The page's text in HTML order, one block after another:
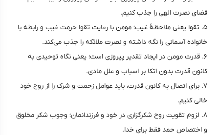
قضای نصرت الهی را جذب کنیم.
۵. تقوا یعنی ملاحظهٔ غیب؛ مومن با رعایت تقوا حرمت غیب و رابطه با
خانواده آسمانی را نگه داشته و نصرت ملائکه را جذب می‌کند.
۶. قدرت مومن در ایجاد تقدیر پیروزی است؛ یعنی نگاه توحیدی به
کانون قدرت بدون اتکا بر اسباب و علل مادی.
۷. برای اتصال به کانون‌ قدرت، باید عوامل زحمت و شرک را از روح خود
خالی کنیم.
۸. لزوم تقویت روح شکرگزاری در خود و فرزندانمان؛ وجوب شکر مخلوق
و اختصاص حمد فقط برای خدا.